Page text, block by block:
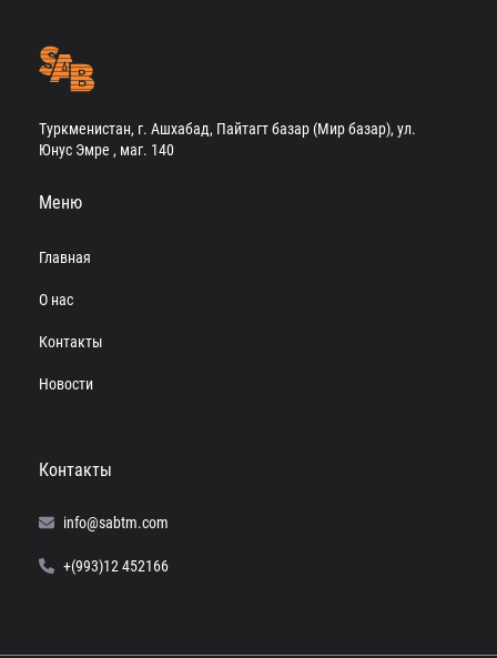
Туркменистан, г. Ашхабад, Пайтагт базар (Мир базар), ул.
Юнус Эмре , маг. 140
Меню
Главная
О нас
Контакты
Новости
Контакты
info@sabtm.com
+(993)12 452166